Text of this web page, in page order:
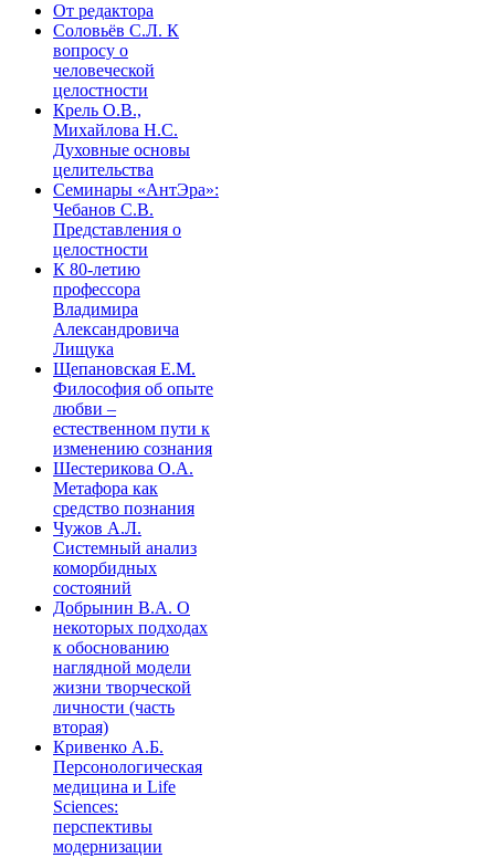
От редактора
Соловьёв С.Л. К
вопросу о
человеческой
целостности
Крель О.В.,
Михайлова Н.С.
Духовные основы
целительства
Семинары «АнтЭра»:
Чебанов С.В.
Представления о
целостности
К 80-летию
профессора
Владимира
Александровича
Лищука
Щепановская Е.М.
Философия об опыте
любви –
естественном пути к
изменению сознания
Шестерикова О.А.
Метафора как
средство познания
Чужов А.Л.
Системный анализ
коморбидных
состояний
Добрынин В.А. О
некоторых подходах
к обоснованию
наглядной модели
жизни творческой
личности (часть
вторая)
Кривенко А.Б.
Персонологическая
медицина и Life
Sciences:
перспективы
модернизации